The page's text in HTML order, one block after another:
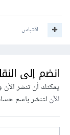
اقتباس
انضم إلى
يمكنك أن تنشر
الآنلتنشر باسم